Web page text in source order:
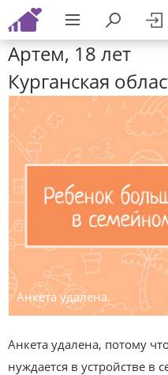
Артем, 18 лет
Курганская
Анкета удалена.
Анкета удалена, потому
нуждается в устройстве в